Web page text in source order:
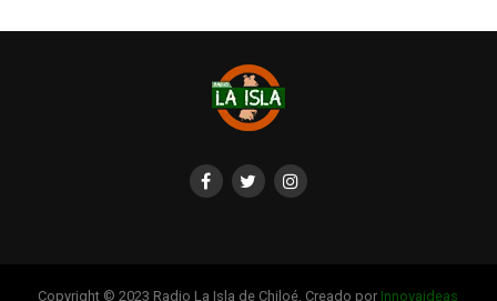
Copyright © 2023 Radio La Isla de Chiloé. Creado por Innovaideas